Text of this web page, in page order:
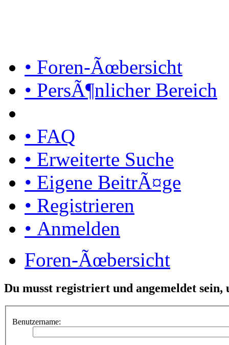
• Foren-Ãœbersicht
• PersÃ¶nlicher Bereich
• FAQ
• Erweiterte Suche
• Eigene BeitrÃ¤ge
• Registrieren
• Anmelden
Foren-Ãœbersicht
Du musst registriert und angemeldet
Benutzername: